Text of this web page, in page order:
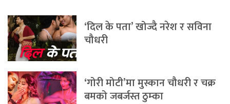
‘दिल के पता’ खोज्दै नरेश र सविना
चौधरी
‘गोरी मोटी’मा मुस्कान चौधरी र चक्र
बमको जबर्जस्त ठुम्का